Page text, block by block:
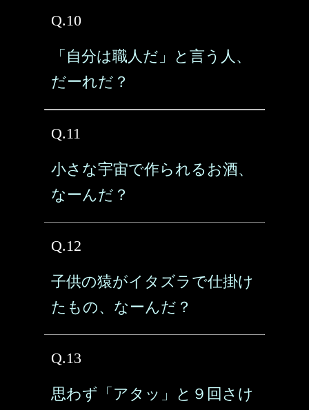
Q.10
「自分は職人だ」と言う人、
だーれだ？
Q.11
小さな宇宙で作られるお酒、
なーんだ？
Q.12
子供の猿がイタズラで仕掛け
たもの、なーんだ？
Q.13
思わず「アタッ」と９回さけ